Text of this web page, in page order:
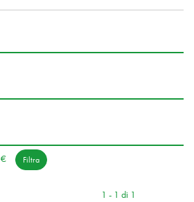
€
1 - 1 di 1